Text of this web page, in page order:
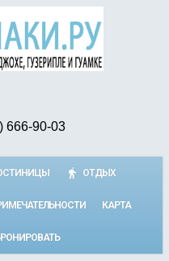
666-90-03
ОТДЫХ
КАРТА